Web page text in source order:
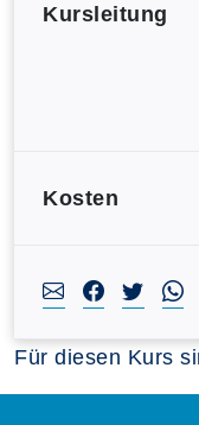
Kursleitung
Kosten
Für diesen Kurs